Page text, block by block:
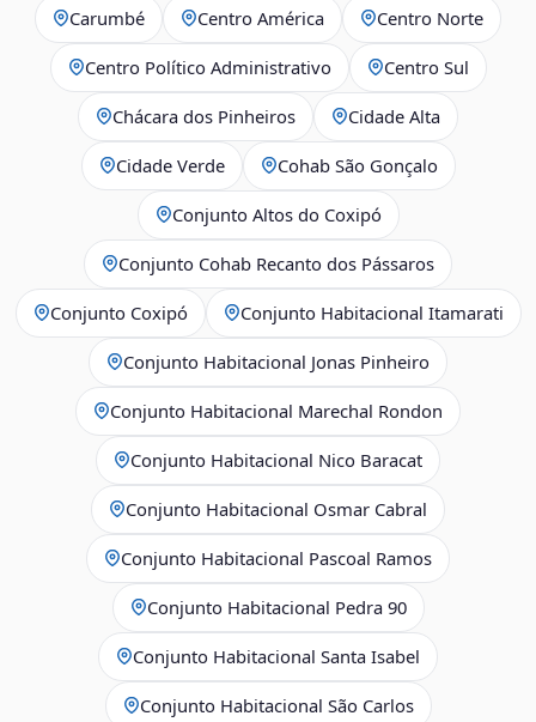
Carumbé Centro América Centro Norte
Centro Político Administrativo Centro Sul
Chácara dos Pinheiros Cidade Alta
Cidade Verde Cohab São Gonçalo
Conjunto Altos do Coxipó
Conjunto Cohab Recanto dos Pássaros
Conjunto Coxipó Conjunto Habitacional Itamarati
Conjunto Habitacional Jonas Pinheiro
Conjunto Habitacional Marechal Rondon
Conjunto Habitacional Nico Baracat
Conjunto Habitacional Osmar Cabral
Conjunto Habitacional Pascoal Ramos
Conjunto Habitacional Pedra 90
Conjunto Habitacional Santa Isabel
Conjunto Habitacional São Carlos